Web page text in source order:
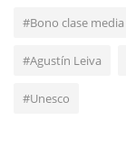
#Bono clase media
#Agustín Leiva
#Unesco